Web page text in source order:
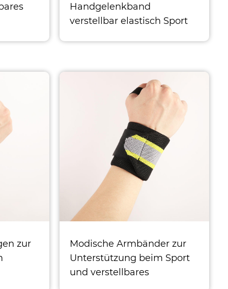
Handgelenkband
verstellbar elastisch Sport
zur
Modische Armbänder zur
Unterstützung beim Sport
und verstellbares